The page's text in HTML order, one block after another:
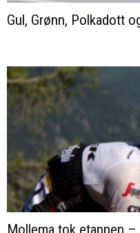
Gul, Grønn, Polkadott